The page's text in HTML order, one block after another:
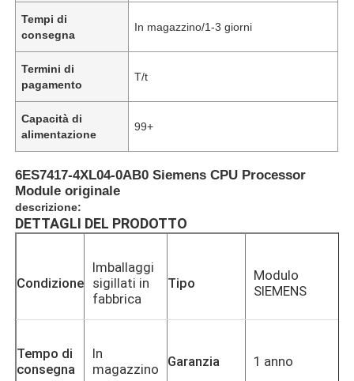
Tempi di
consegna
In magazzino/1-3 giorni
Termini di
pagamento
T/t
Capacità di
alimentazione
99+
6ES7417-4XL04-0AB0 Siemens CPU Processor
Module originale
descrizione:
DETTAGLI DEL PRODOTTO
Condizione
Imballaggi
sigillati in
fabbrica
Tipo
Modulo
SIEMENS
Tempo di
consegna
In
magazzino
Garanzia 1 anno